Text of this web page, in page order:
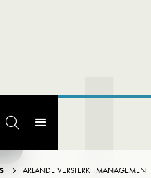

 ARLANDE VERSTERKT